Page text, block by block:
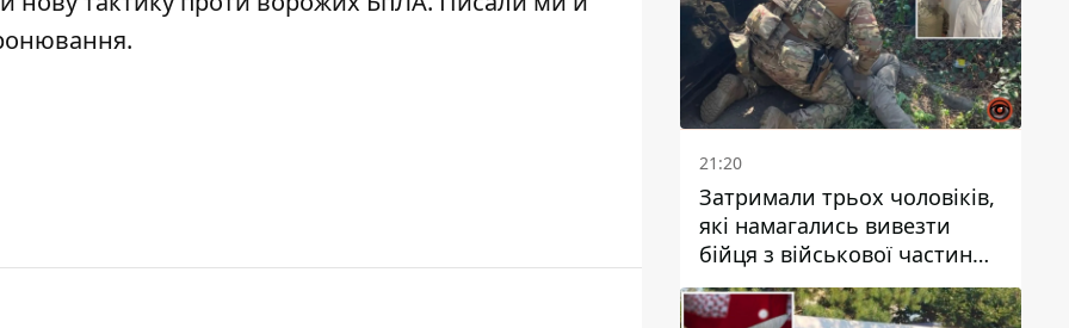
.
21:20
Затримали трьох чоловіків,
які намагались вивезти
бійця з військової частини
до Дніпра за 7 тисяч
доларів: серед них був лікар